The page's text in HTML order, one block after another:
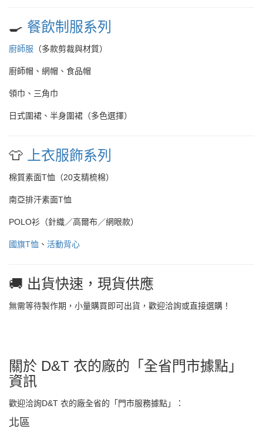
🍳 餐飲制服系列
廚師服 （多款剪裁與材質）
廚師帽、網帽、食品帽
領巾、三角巾
日式圍裙、半身圍裙（多色選擇）
👕 上衣服飾系列
棉質素面T恤（20支精梳棉）
南亞排汗素面T恤
POLO衫（針織／高爾布／網眼款）
國旗T恤 、 活動背心
🚚 出貨快速，現貨供應
無需等待製作期，小量購買即可出貨，歡迎洽詢或直接選購！
關於 D&T 衣的廠的「全省門市據點」
資訊
歡迎洽詢D&T 衣的廠全省的「門市服務據點」：
北區